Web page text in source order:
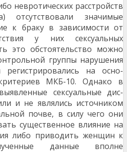
невротических рас­стройств
отсутствовали зна­чимые
к браку в зависимо­сти от
у них сексуальных
это обстоятельство можно
группы нарушения
регистрировались на осно­
МКБ-10. Однако в
сексуальные дис­
и не являлись источником
почве, в силу чего они
существенное влияние на
либо приводить жен­щин к
данные вполне